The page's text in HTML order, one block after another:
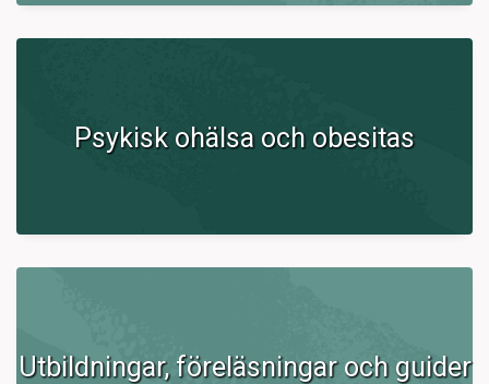
Psykisk ohälsa och obesitas
Utbildningar, föreläsningar och guider